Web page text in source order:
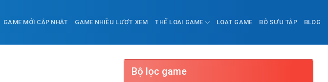
GAME MỚI CẬP NHẬT GAME NHIỀU LƯỢT XEM THỂ LOẠI GAME LOẠT GAME BỘ SƯU TẬP BLOG
Bộ lọc game